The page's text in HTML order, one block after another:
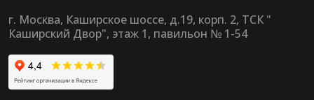
г. Москва, Каширское шоссе, д.19, корп. 2, ТСК "
Каширский Двор", этаж 1, павильон № 1-54